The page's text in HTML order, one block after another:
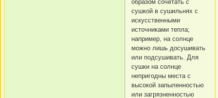
образом сочетать с
сушкой в сушильнях с
искусственными
источниками тепла;
например, на солнце
можно лишь досушивать
или подсушивать. Для
сушки на солнце
непригодны места с
высокой запыленностью
или загрязненностью